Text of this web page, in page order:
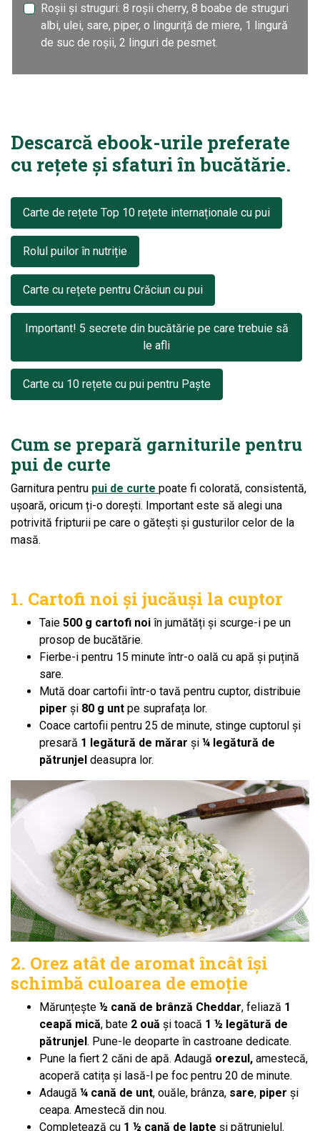
Roșii și struguri: 8 roșii cherry, 8 boabe de struguri
albi, ulei, sare, piper, o linguriță de miere, 1 lingură
de suc de roșii, 2 linguri de pesmet.
Descarcă ebook-urile preferate
cu rețete și sfaturi în bucătărie.
Carte de rețete Top 10 rețete internaționale cu pui
Rolul puilor în nutriție
Carte cu rețete pentru Crăciun cu pui
Important! 5 secrete din bucătărie pe care trebuie să
le afli
Carte cu 10 rețete cu pui pentru Paște
Cum se prepară garniturile pentru
pui de curte
Garnitura pentru pui de curte poate fi colorată, consistentă,
ușoară, oricum ți-o dorești. Important este să alegi una
potrivită fripturii pe care o gătești și gusturilor celor de la
masă.
1. Cartofi noi și jucăuși la cuptor
Taie 500 g cartofi noi în jumătăți și scurge-i pe un
prosop de bucătărie.
Fierbe-i pentru 15 minute într-o oală cu apă și puțină
sare.
Mută doar cartofii într-o tavă pentru cuptor, distribuie
piper și 80 g unt pe suprafața lor.
Coace cartofii pentru 25 de minute, stinge cuptorul și
presară 1 legătură de mărar și ¼ legătură de
pătrunjel deasupra lor.
2. Orez atât de aromat încât își
schimbă culoarea de emoție
Mărunțește ½ cană de brânză Cheddar, feliază 1
ceapă mică, bate 2 ouă și toacă 1 ½ legătură de
pătrunjel . Pune-le deoparte în castroane dedicate.
Pune la fiert 2 căni de apă. Adaugă orezul, amestecă,
acoperă catița și lasă-l pe foc pentru 20 de minute.
Adaugă ¼ cană de unt, ouăle, brânza, sare, piper și
ceapa. Amestecă din nou.
Completează cu 1 ½ cană de lapte și pătrunjelul.